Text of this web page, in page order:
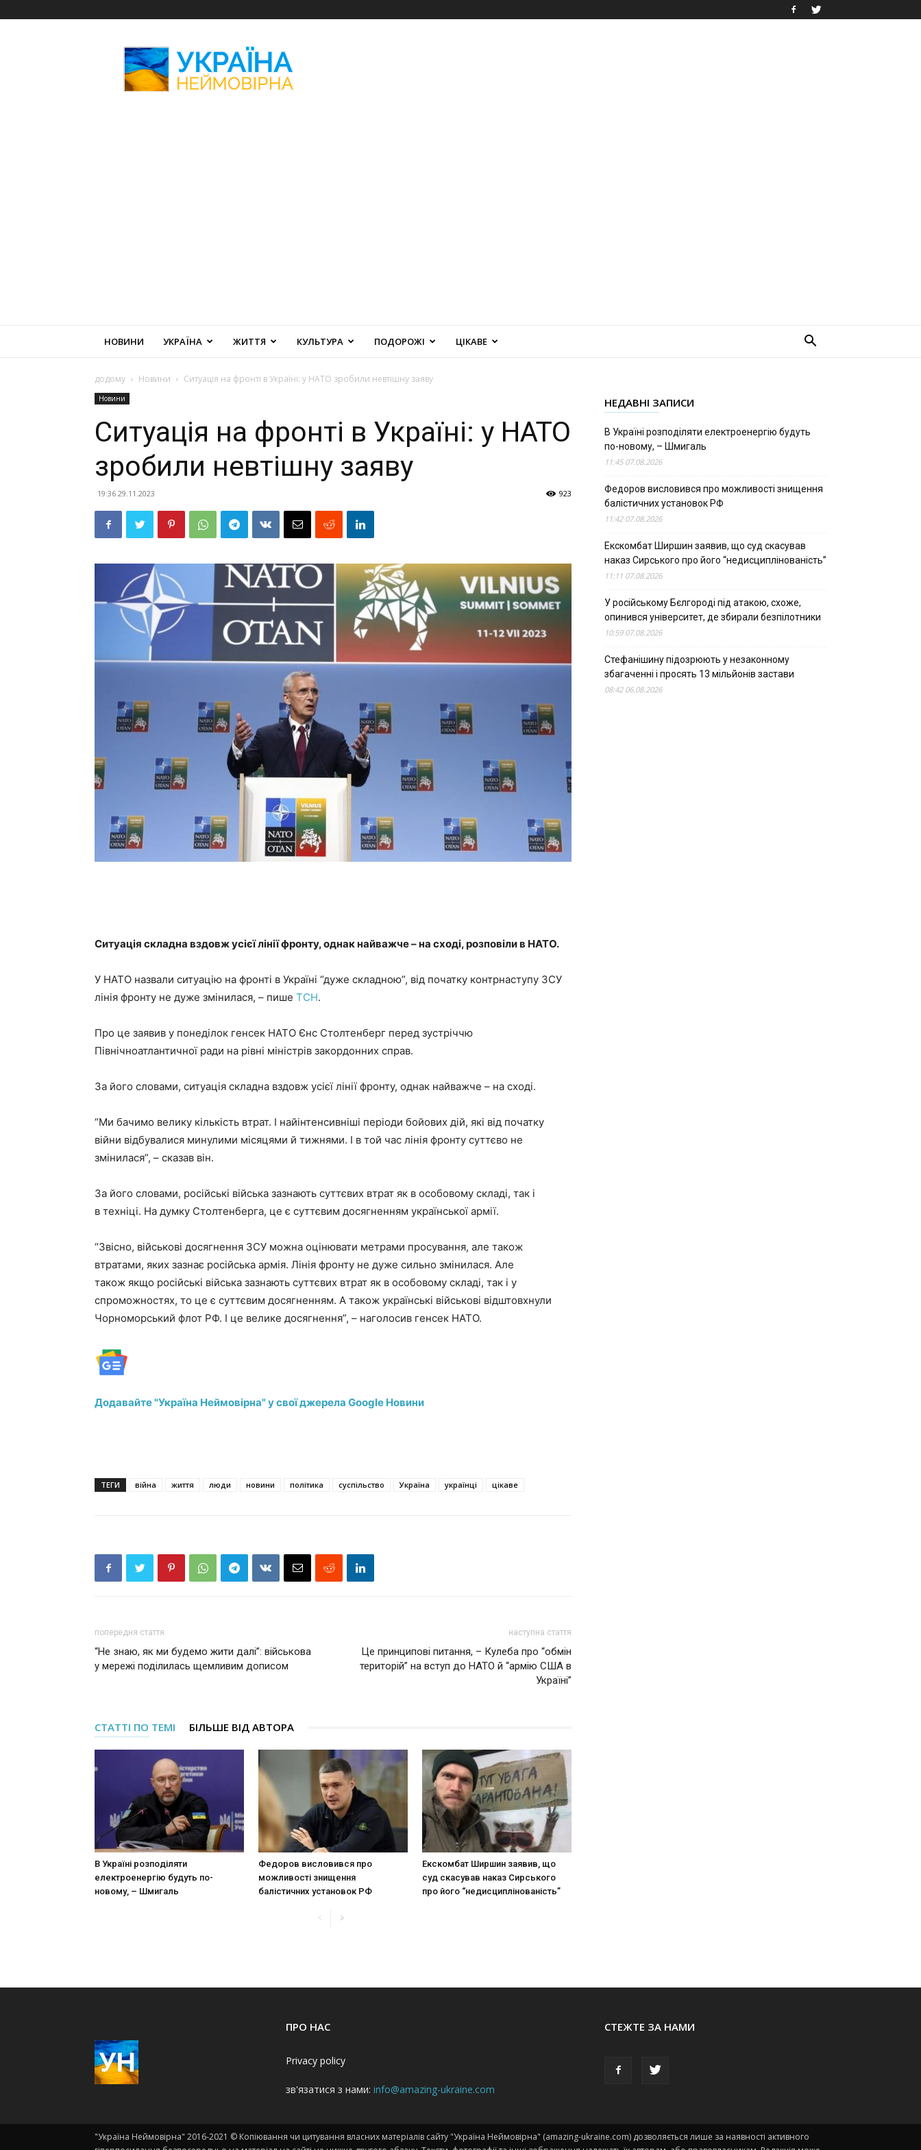
Неймовірна
НОВИНИ УКРАЇНА ЖИТТЯ КУЛЬТУРА ПОДОРОЖІ ЦІКАВЕ
додому Новини Ситуація на фронті в Україні: у НАТО зробили невтішну заяву
Новини
Ситуація на фронті в Україні: у НАТО
зробили невтішну заяву
19:36 29.11.2023 923
Ситуація складна вздовж усієї лінії фронту, однак найважче – на сході, розповіли в НАТО.
У НАТО назвали ситуацію на фронті в Україні “дуже складною”, від початку контрнаступу ЗСУ
лінія фронту не дуже змінилася, – пише ТСН.
Про це заявив у понеділок генсек НАТО Єнс Столтенберг перед зустріччю
Північноатлантичної ради на рівні міністрів закордонних справ.
За його словами, ситуація складна вздовж усієї лінії фронту, однак найважче – на сході.
“Ми бачимо велику кількість втрат. І найінтенсивніші періоди бойових дій, які від початку
війни відбувалися минулими місяцями й тижнями. І в той час лінія фронту суттєво не
змінилася”, – сказав він.
За його словами, російські війська зазнають суттєвих втрат як в особовому складі, так і
в техніці. На думку Столтенберга, це є суттєвим досягненням української армії.
“Звісно, військові досягнення ЗСУ можна оцінювати метрами просування, але також
втратами, яких зазнає російська армія. Лінія фронту не дуже сильно змінилася. Але
також якщо російські війська зазнають суттєвих втрат як в особовому складі, так і у
спроможностях, то це є суттєвим досягненням. А також українські військові відштовхнули
Чорноморський флот РФ. І це велике досягнення”, – наголосив генсек НАТО.
Додавайте "Україна Неймовірна" у свої джерела Google Новини
ТЕГИ війна життя люди новини політика суспільство Україна українці цікаве
попередня стаття
“Не знаю, як ми будемо жити далі”: військова
у мережі поділилась щемливим дописом
наступна стаття
Це принципові питання, – Кулеба про “обмін
територій” на вступ до НАТО й “армію США в
Україні”
СТАТТІ ПО ТЕМІ БІЛЬШЕ ВІД АВТОРА
В Україні розподіляти
електроенергію будуть по-
новому, – Шмигаль
Федоров висловився про
можливості знищення
балістичних установок РФ
Екскомбат Ширшин заявив, що
суд скасував наказ Сирського
про його “недисциплінованість”
НЕДАВНІ ЗАПИСИ
В Україні розподіляти електроенергію будуть
по-новому, – Шмигаль
11:45 07.08.2026
Федоров висловився про можливості знищення
балістичних установок РФ
11:42 07.08.2026
Екскомбат Ширшин заявив, що суд скасував
наказ Сирського про його “недисциплінованість”
11:11 07.08.2026
У російському Бєлгороді під атакою, схоже,
опинився університет, де збирали безпілотники
10:59 07.08.2026
Стефанішину підозрюють у незаконному
збагаченні і просять 13 мільйонів застави
08:42 06.08.2026
ПРО НАС
Privacy policy
зв'язатися з нами: info@amazing-ukraine.com
СТЕЖТЕ ЗА НАМИ
"Україна Неймовірна" 2016-2021 © Копіювання чи цитування власних матеріалів сайту "Україна Неймовірна" (amazing-ukraine.com) дозволяється лише за наявності активного